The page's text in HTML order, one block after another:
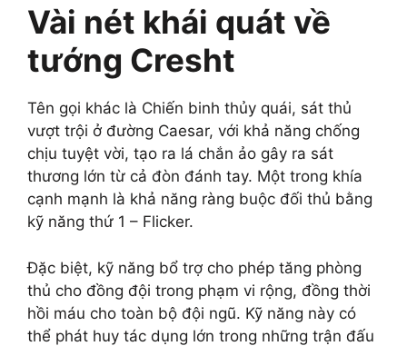
Vài nét khái quát về
tướng Cresht
Tên gọi khác là Chiến binh thủy quái, sát thủ
vượt trội ở đường Caesar, với khả năng chống
chịu tuyệt vời, tạo ra lá chắn ảo gây ra sát
thương lớn từ cả đòn đánh tay. Một trong khía
cạnh mạnh là khả năng ràng buộc đối thủ bằng
kỹ năng thứ 1 – Flicker.
Đặc biệt, kỹ năng bổ trợ cho phép tăng phòng
thủ cho đồng đội trong phạm vi rộng, đồng thời
hồi máu cho toàn bộ đội ngũ. Kỹ năng này có
thể phát huy tác dụng lớn trong những trận đấu